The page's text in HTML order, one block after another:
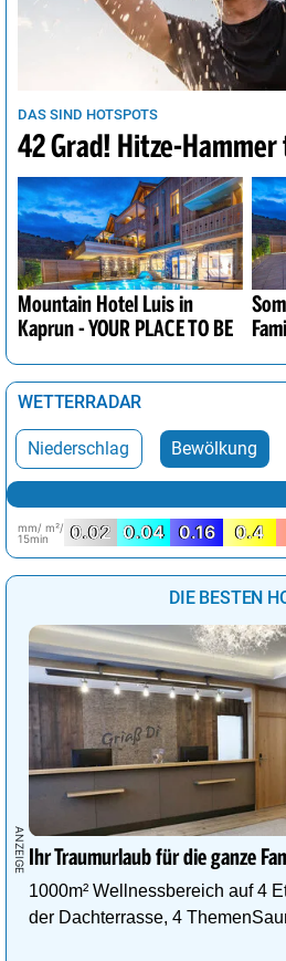
DAS SIND HOTSPOTS
42 Grad! Hitze-
Mountain Hotel Luis in
Kaprun - YOUR PLACE TO BE
WETTERRADAR
Niederschlag Bewölkung
mm/ m²/
15min
0.02 0.04 0.16 0.4
DIE BESTEN
Ihr Traumurlaub für die ganze
1000m² Wellnessbereich auf 4
der Dachterrasse, 4